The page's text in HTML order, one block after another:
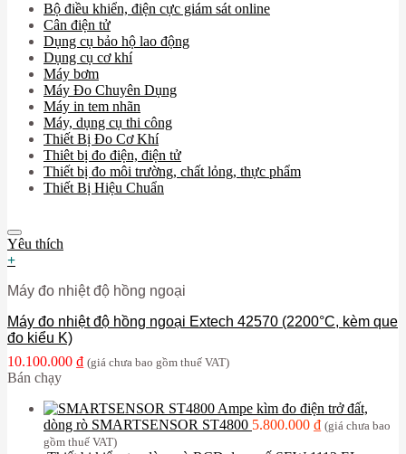
Bộ điều khiển, điện cực giám sát online
Cân điện tử
Dụng cụ bảo hộ lao động
Dụng cụ cơ khí
Máy bơm
Máy Đo Chuyên Dụng
Máy in tem nhãn
Máy, dụng cụ thi công
Thiết Bị Đo Cơ Khí
Thiêt bị đo điện, điện tử
Thiết bị đo môi trường, chất lỏng, thực phẩm
Thiết Bị Hiệu Chuẩn
Yêu thích
+
Máy đo nhiệt độ hồng ngoại
Máy đo nhiệt độ hồng ngoại Extech 42570 (2200°C, kèm que
đo kiểu K)
10.100.000 ₫ (giá chưa bao gồm thuế VAT)
Bán chạy
Ampe kìm đo điện trở đất,
dòng rò SMARTSENSOR ST4800 5.800.000 ₫ (giá chưa bao
gồm thuế VAT)